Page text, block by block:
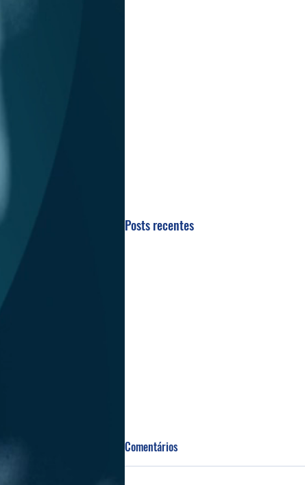
Posts recentes
Comentários